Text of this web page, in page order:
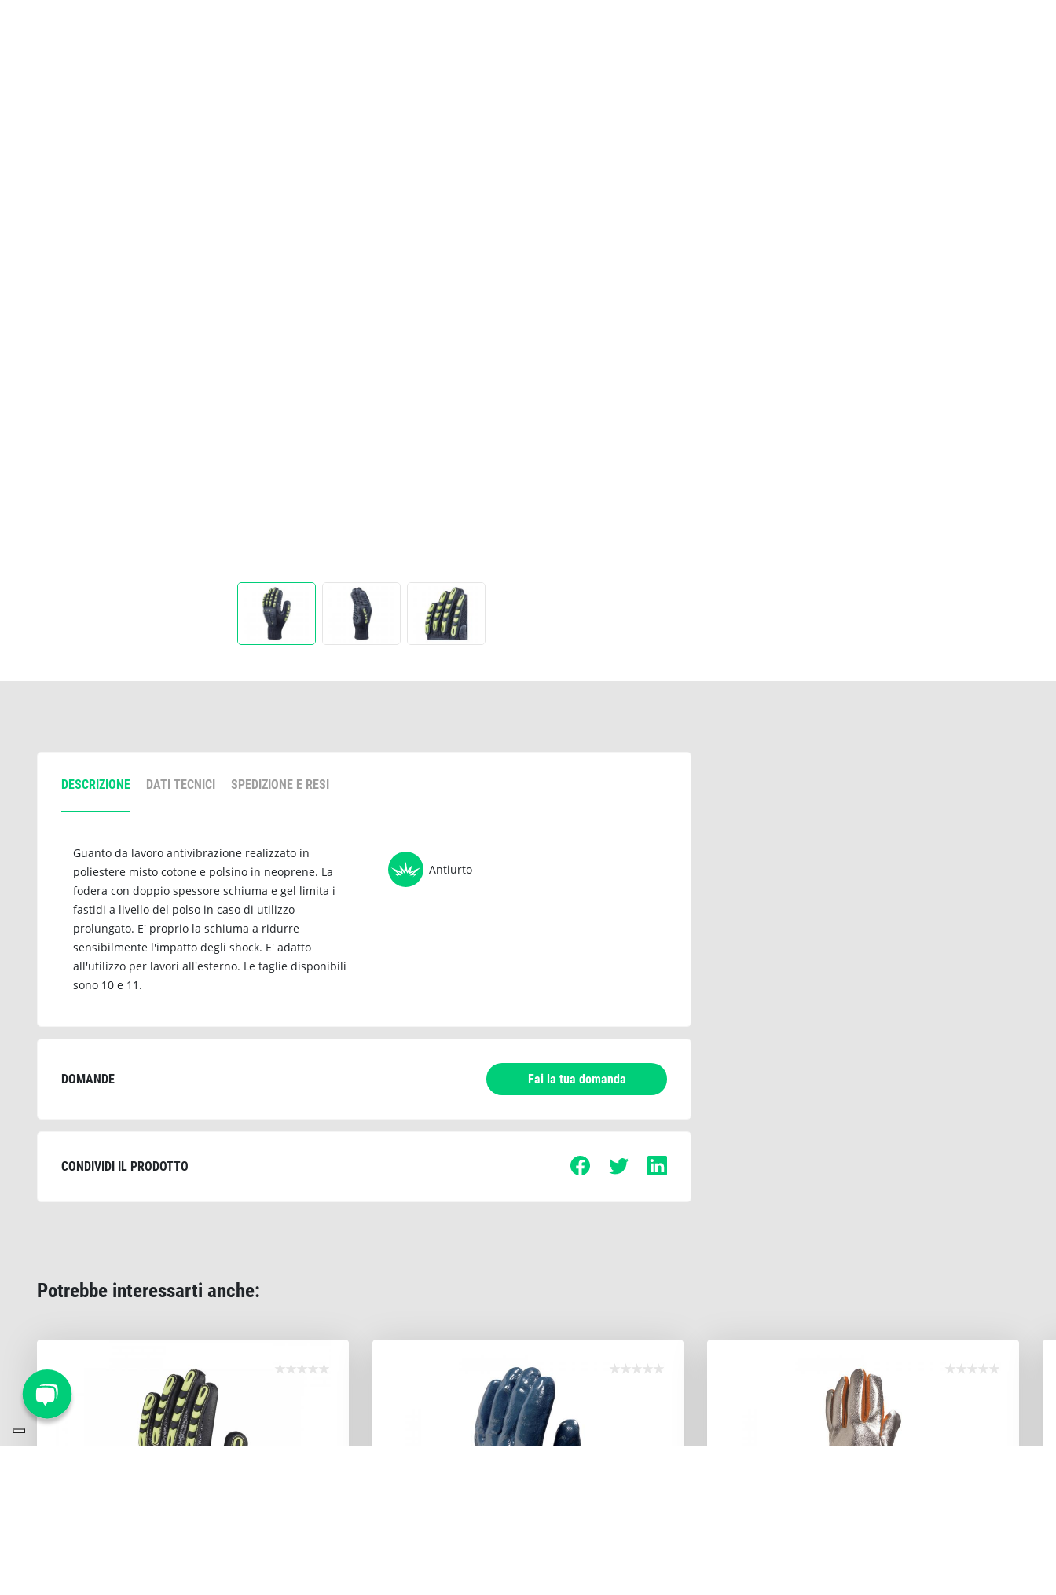
DESCRIZIONE DATI TECNICI SPEDIZIONE E RESI
Guanto da lavoro antivibrazione realizzato in
poliestere misto cotone e polsino in neoprene. La
fodera con doppio spessore schiuma e gel limita i
fastidi a livello del polso in caso di utilizzo
prolungato. E' proprio la schiuma a ridurre
sensibilmente l'impatto degli shock. E' adatto
all'utilizzo per lavori all'esterno. Le taglie disponibili
sono 10 e 11.
Antiurto
DOMANDE Fai la tua domanda
CONDIVIDI IL PRODOTTO
Potrebbe interessarti anche: